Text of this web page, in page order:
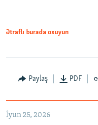
Auto 240p
720p
Ətraflı burada oxuyun
Paylaş PDF
İyun 25, 2026